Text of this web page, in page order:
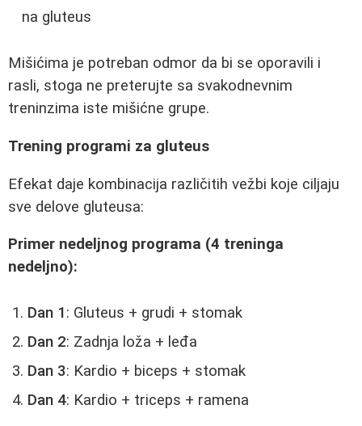
na gluteus
Mišićima je potreban odmor da bi se oporavili i
rasli, stoga ne preterujte sa svakodnevnim
treninzima iste mišićne grupe.
Trening programi za gluteus
Efekat daje kombinacija različitih vežbi koje ciljaju
sve delove gluteusa:
Primer nedeljnog programa (4 treninga
nedeljno):
Dan 1: Gluteus + grudi + stomak
Dan 2: Zadnja loža + leđa
Dan 3: Kardio + biceps + stomak
Dan 4: Kardio + triceps + ramena